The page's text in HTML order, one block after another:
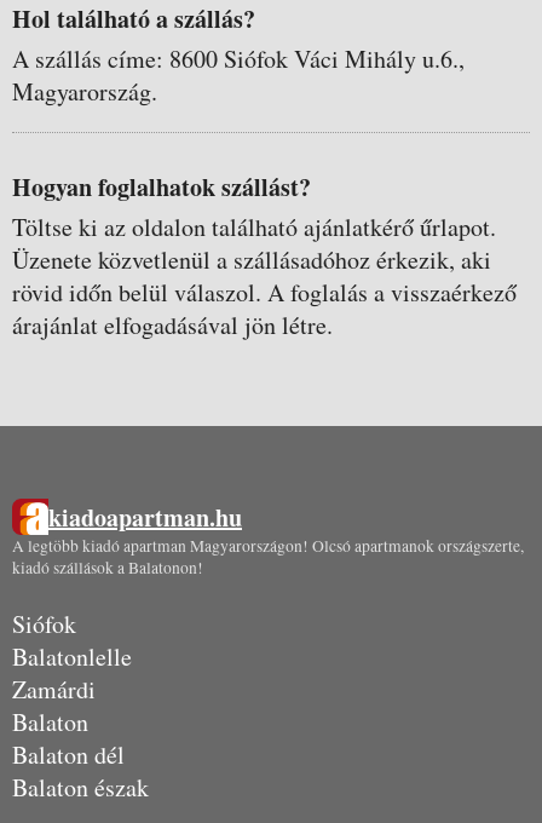
Hol található a szállás?
A szállás címe: 8600 Siófok Váci Mihály u.6.,
Magyarország.
Hogyan foglalhatok szállást?
Töltse ki az oldalon található ajánlatkérő űrlapot.
Üzenete közvetlenül a szállásadóhoz érkezik, aki
rövid időn belül válaszol. A foglalás a visszaérkező
árajánlat elfogadásával jön létre.
kiadoapartman.hu
A legtöbb kiadó apartman Magyarországon! Olcsó apartmanok országszerte,
kiadó szállások a Balatonon!
Siófok
Balatonlelle
Zamárdi
Balaton
Balaton dél
Balaton észak